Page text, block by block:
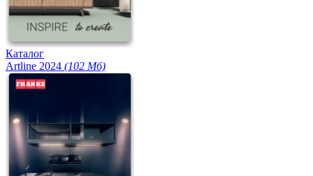
Каталог
Artline 2024 (102 Мб)